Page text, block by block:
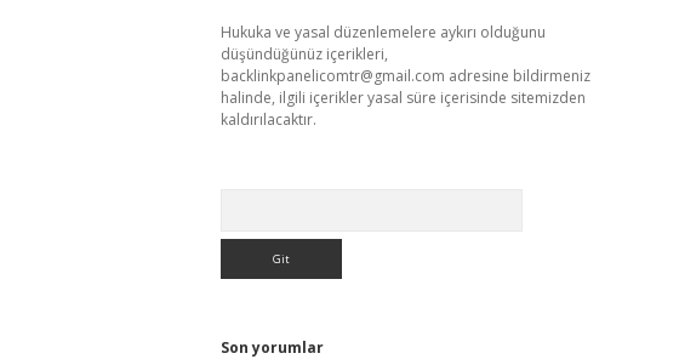
Hukuka ve yasal düzenlemelere aykırı olduğunu
düşündüğünüz içerikleri,
backlinkpanelicomtr@gmail.com adresine bildirmeniz
halinde, ilgili içerikler yasal süre içerisinde sitemizden
kaldırılacaktır.
Son yorumlar